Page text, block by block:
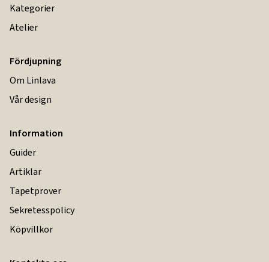
Kategorier
Atelier
Fördjupning
Om Linlava
Vår design
Information
Guider
Artiklar
Tapetprover
Sekretesspolicy
Köpvillkor